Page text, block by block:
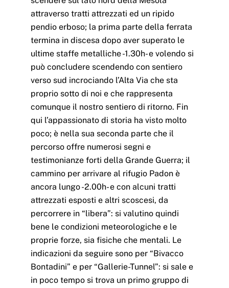
attraverso tratti attrezzati ed un ripido
pendio erboso; la prima parte della ferrata
termina in discesa dopo aver superato le
ultime staffe metalliche -1.30h- e volendo si
può concludere scendendo con sentiero
verso sud incrociando l’Alta Via che sta
proprio sotto di noi e che rappresenta
comunque il nostro sentiero di ritorno. Fin
qui l’appassionato di storia ha visto molto
poco; è nella sua seconda parte che il
percorso offre numerosi segni e
testimonianze forti della Grande Guerra; il
cammino per arrivare al rifugio Padon è
ancora lungo -2.00h- e con alcuni tratti
attrezzati esposti e altri scoscesi, da
percorrere in “libera”: si valutino quindi
bene le condizioni meteorologiche e le
proprie forze, sia fisiche che mentali. Le
indicazioni da seguire sono per “Bivacco
Bontadini” e per “Gallerie-Tunnel”: si sale e
in poco tempo si trova un primo gruppo di